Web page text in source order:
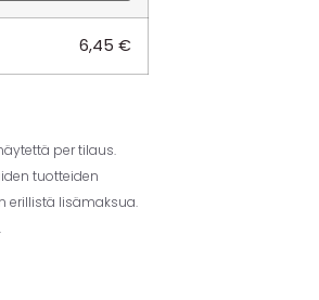
6,45 €
per tilaus.
tuotteiden
erillistä lisämaksua.